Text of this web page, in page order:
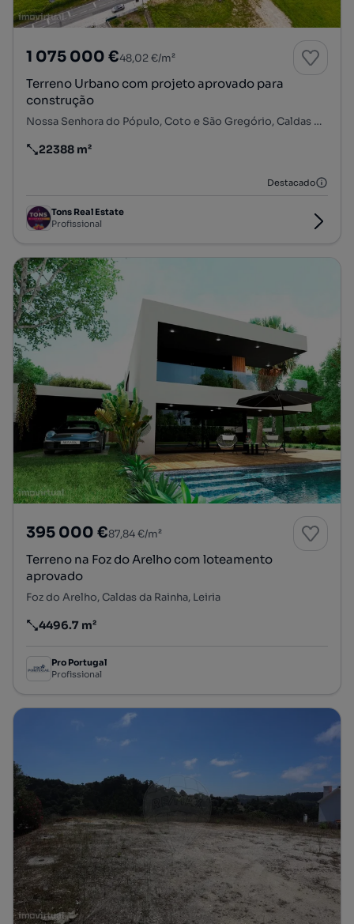
1 075 000 €48,02 €/m²
Terreno Urbano com projeto aprovado para
construção
Nossa Senhora do Pópulo, Coto e São Gregório, Caldas da Rainha, Leiria
Preço por metro quadrado
22388 m²
Destacado
Tons Real Estate
Profissional
395 000 €87,84 €/m²
Terreno na Foz do Arelho com loteamento
aprovado
Foz do Arelho, Caldas da Rainha, Leiria
Preço por metro quadrado
4496.7 m²
Pro Portugal
Profissional